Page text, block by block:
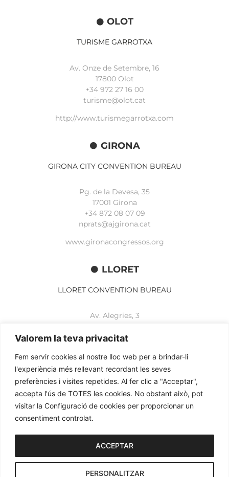
Valorem la teva privacitat
Fem servir cookies al nostre lloc web per a brindar-li
l'experiència més rellevant recordant les seves
preferències i visites repetides. Al fer clic a "Acceptar",
accepta l'ús de TOTES les cookies. No obstant això, pot
visitar la Configuració de cookies per proporcionar un
consentiment controlat.
PERSONALITZAR
ACCEPTAR
OLOT
TURISME GARROTXA
Av. Onze de Setembre, 16
17800 Olot
+34 972 27 16 00
turisme@olot.cat
http://www.turismegarrotxa.com
GIRONA
GIRONA CITY CONVENTION BUREAU
Pg. de la Devesa, 35
17001 Girona
+34 872 08 07 09
nprats@ajgirona.cat
www.gironacongressos.org
LLORET
LLORET CONVENTION BUREAU
Av. Alegries, 3
+34 972 365 788
www.lloretcb.org
Avertissement juridique
Politique de confidentialité
Politique de cookies
2026© OGL MEETINGS. Tous droits réservés.
iònic.web